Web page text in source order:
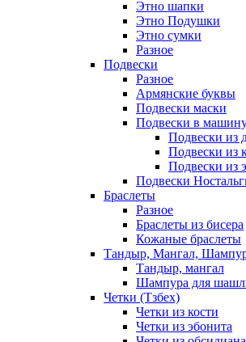
Этно шапки
Этно Подушки
Этно сумки
Разное
Подвески
Разное
Армянские буквы
Подвески маски
Подвески в
Подвески из
Подвески из
Подвески из
Подвески
Браслеты
Разное
Браслеты из бисера
Кожаные браслеты
Тандыр, Мангал,
Тандыр, мангал
Шампура для
Четки (Тзбех)
Четки из кости
Четки из эбонита